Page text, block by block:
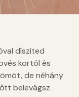
díszíted
kortól és
de néhány
belevágsz.